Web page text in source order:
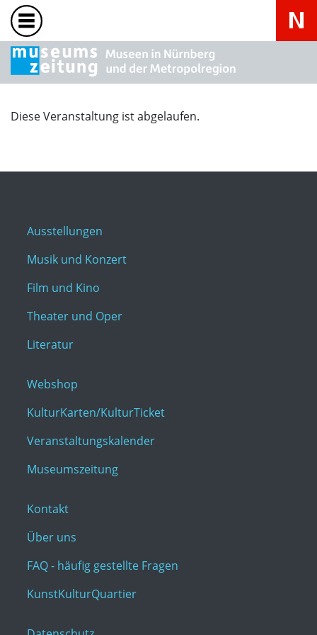
Diese Veranstaltung ist abgelaufen.
Ausstellungen
Musik und Konzert
Film und Kino
Theater und Oper
Literatur
Webshop
KulturKarten/KulturTicket
Veranstaltungskalender
Museumszeitung
Kontakt
Über uns
FAQ - häufig gestellte Fragen
KunstKulturQuartier